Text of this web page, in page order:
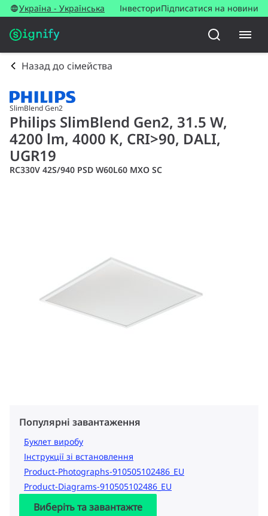
Україна - Українська ІнвесториПідписатися на новини
Назад до сімейства
SlimBlend Gen2
Philips SlimBlend Gen2, 31.5 W,
4200 lm, 4000 K, CRI>90, DALI,
UGR19
RC330V 42S/940 PSD W60L60 MXO SC
Популярні завантаження
Буклет виробу
Інструкції зі встановлення
Product-Photographs-910505102486_EU
Product-Diagrams-910505102486_EU
Виберіть та завантажте